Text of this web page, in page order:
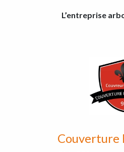
L’entreprise
Couverture